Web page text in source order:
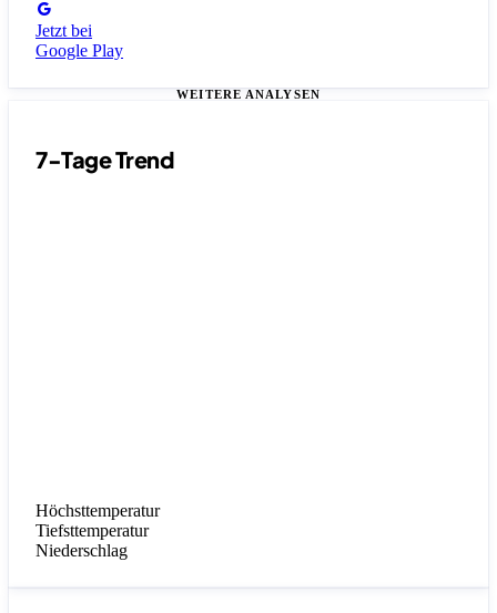
Jetzt bei
Google Play
WEITERE ANALYSEN
7-Tage Trend
Höchsttemperatur
Tiefsttemperatur
Niederschlag